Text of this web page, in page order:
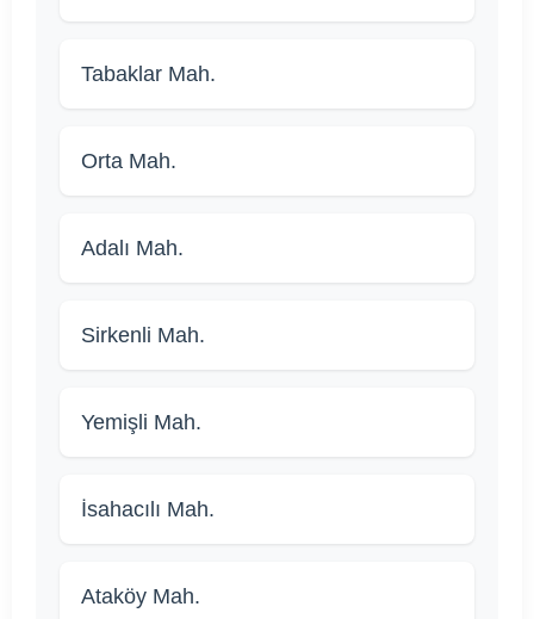
Tabaklar Mah.
Orta Mah.
Adalı Mah.
Sirkenli Mah.
Yemişli Mah.
İsahacılı Mah.
Ataköy Mah.